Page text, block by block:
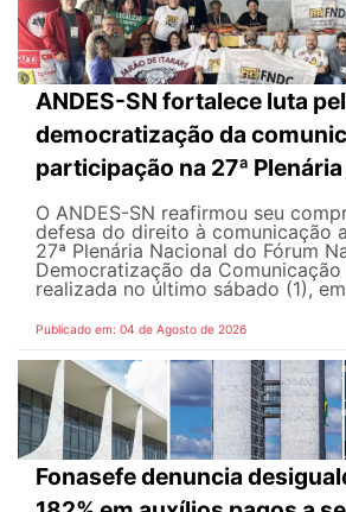
ANDES-SN fortalece luta
democratização da
participação na 27ª Plenária
O ANDES-SN reafirmou seu
defesa do direito à comunicação
27ª Plenária Nacional do Fórum
Democratização da Comunicação
realizada no último sábado (1),
Publicado em: 04 de Agosto de 2026
Fonasefe denuncia